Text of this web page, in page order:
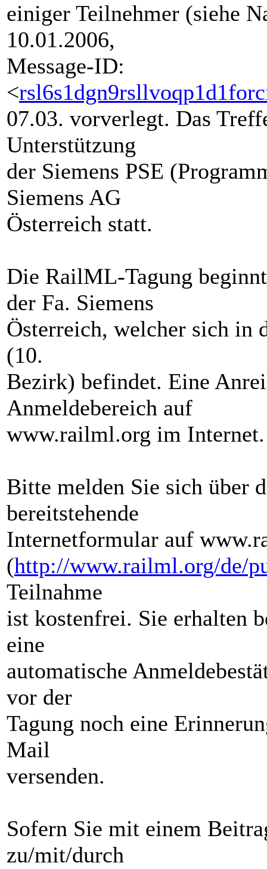
einiger Teilnehmer (siehe
10.01.2006,
Message-ID:
<
07.03. vorverlegt. Das
Unterstützung
der Siemens PSE
Siemens AG
Österreich statt.
Die RailML-Tagung
der Fa. Siemens
Österreich, welcher sich in
(10.
Bezirk) befindet. Eine
Anmeldebereich auf
www.railml.org im Internet.
Bitte melden Sie sich über
bereitstehende
Internetformular auf
(http://www.railml.org/de/
Teilnahme
ist kostenfrei. Sie erhalten
eine
automatische
vor der
Tagung noch eine
Mail
versenden.
Sofern Sie mit einem
zu/mit/durch